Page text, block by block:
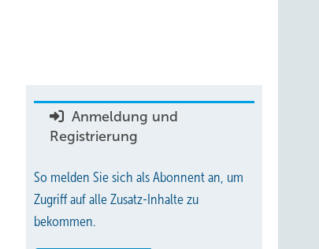
Anmeldung und
Registrierung
So melden Sie sich als Abonnent an, um
Zugriff auf alle Zusatz-Inhalte zu
bekommen.